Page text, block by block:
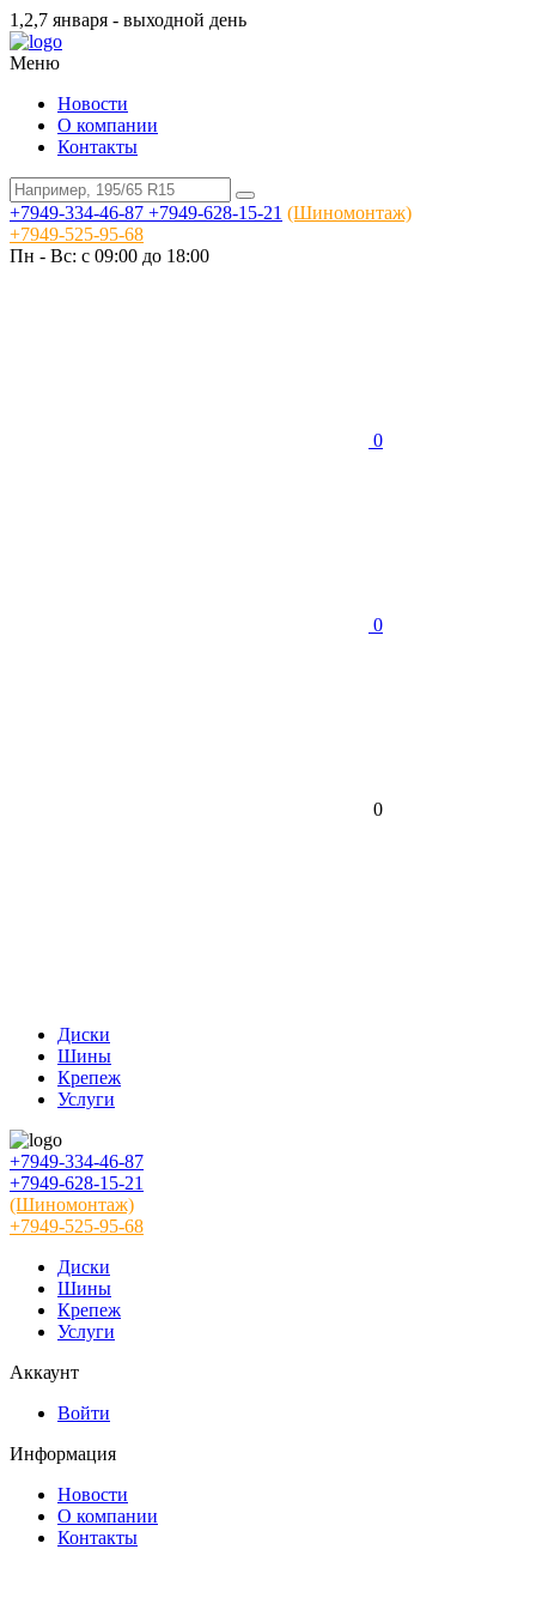
1,2,7 января - выходной день
Меню
Новости
О компании
Контакты
+7949-334-46-87 +7949-628-15-21 (Шиномонтаж)
+7949-525-95-68
Пн - Вс: c 09:00 до 18:00
0
0
0
Диски
Шины
Крепеж
Услуги
+7949-334-46-87
+7949-628-15-21
(Шиномонтаж)
+7949-525-95-68
Диски
Шины
Крепеж
Услуги
Аккаунт
Войти
Информация
Новости
О компании
Контакты